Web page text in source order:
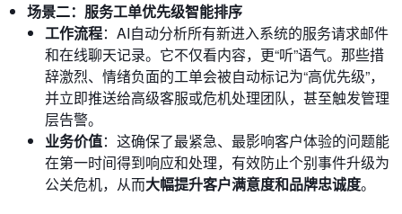
场景二：服务工单优先级智能排序
工作流程：AI自动分析所有新进入系统的服务请求邮件
和在线聊天记录。它不仅看内容，更“听”语气。那些措
辞激烈、情绪负面的工单会被自动标记为“高优先级”，
并立即推送给高级客服或危机处理团队，甚至触发管理
层告警。
业务价值：这确保了最紧急、最影响客户体验的问题能
在第一时间得到响应和处理，有效防止个别事件升级为
公关危机，从而大幅提升客户满意度和品牌忠诚度。